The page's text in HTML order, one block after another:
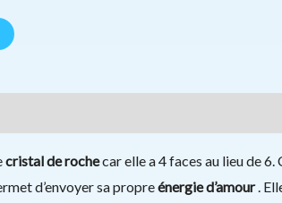
cristal de rochecar elle a 4 faces au lieu de 6.
d’envoyer sa propreénergie d’amour.